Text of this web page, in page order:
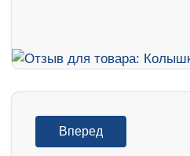
Вперед